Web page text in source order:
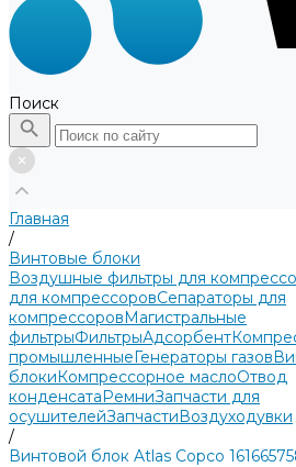
Поиск
Главная
/
Винтовые блоки
Воздушные фильтры для
для компрессоровСепараторы для
компрессоровМагистральные
фильтрыФильтрыАдсорбент
промышленныеГенераторы газов
блокиКомпрессорное маслоОтвод
конденсатаРемниЗапчасти для
осушителейЗапчастиВоздуходувки
/
Винтовой блок Atlas Copco